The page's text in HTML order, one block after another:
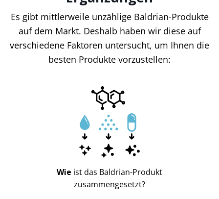
Es gibt mittlerweile unzählige Baldrian-Produkte
auf dem Markt. Deshalb haben wir diese auf
verschiedene Faktoren untersucht, um Ihnen die
besten Produkte vorzustellen:
Wie ist das Baldrian-Produkt
zusammengesetzt?